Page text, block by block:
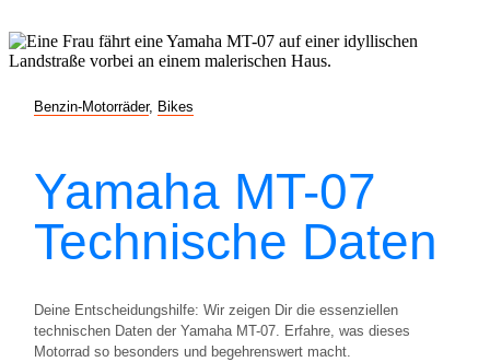
Benzin-Motorräder, Bikes
Yamaha MT-07
Technische Daten
Deine Entscheidungshilfe: Wir zeigen Dir die essenziellen
technischen Daten der Yamaha MT-07. Erfahre, was dieses
Motorrad so besonders und begehrenswert macht.